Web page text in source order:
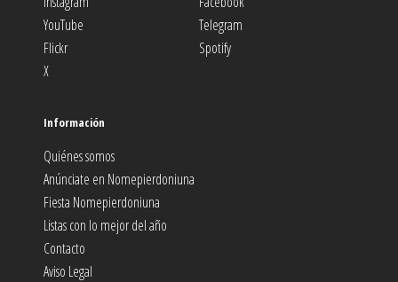
YouTube
Telegram
Flickr
Spotify
X
Información
Quiénes somos
Anúnciate en Nomepierdoniuna
Fiesta Nomepierdoniuna
Listas con lo mejor del año
Contacto
Aviso Legal